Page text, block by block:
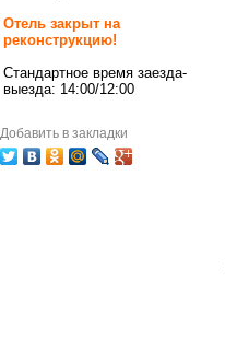
Отель закрыт на
реконструкцию!
Стандартное время заезда-
выезда: 14:00/12:00
Добавить в закладки